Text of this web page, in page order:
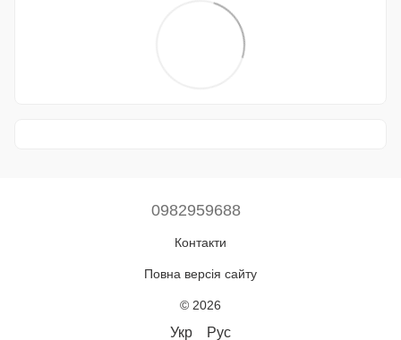
0982959688
Контакти
Повна версія сайту
© 2026
Укр Рус